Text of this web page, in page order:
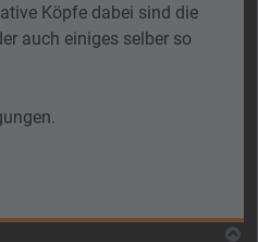
Köpfe dabei sind die
auch einiges selber so